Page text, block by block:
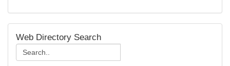
Web Directory Search